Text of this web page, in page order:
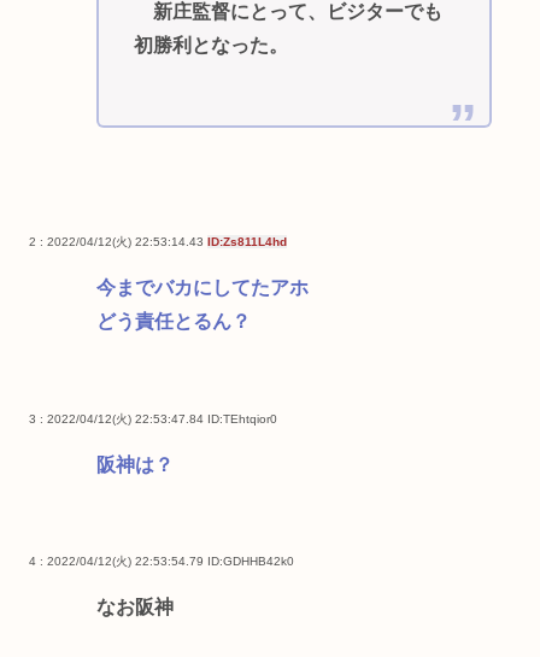
新庄監督にとって、ビジターでも
初勝利となった。
2 : 2022/04/12(火) 22:53:14.43 ID:Zs811L4hd
今までバカにしてたアホ
どう責任とるん？
3 : 2022/04/12(火) 22:53:47.84 ID:TEhtqior0
阪神は？
4 : 2022/04/12(火) 22:53:54.79 ID:GDHHB42k0
なお阪神